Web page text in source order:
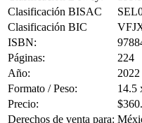
Clasificación BISAC
Clasificación BIC
ISBN:
Páginas:
224
Año:
2022
Formato / Peso:
14.5
Precio:
Derechos de venta para: